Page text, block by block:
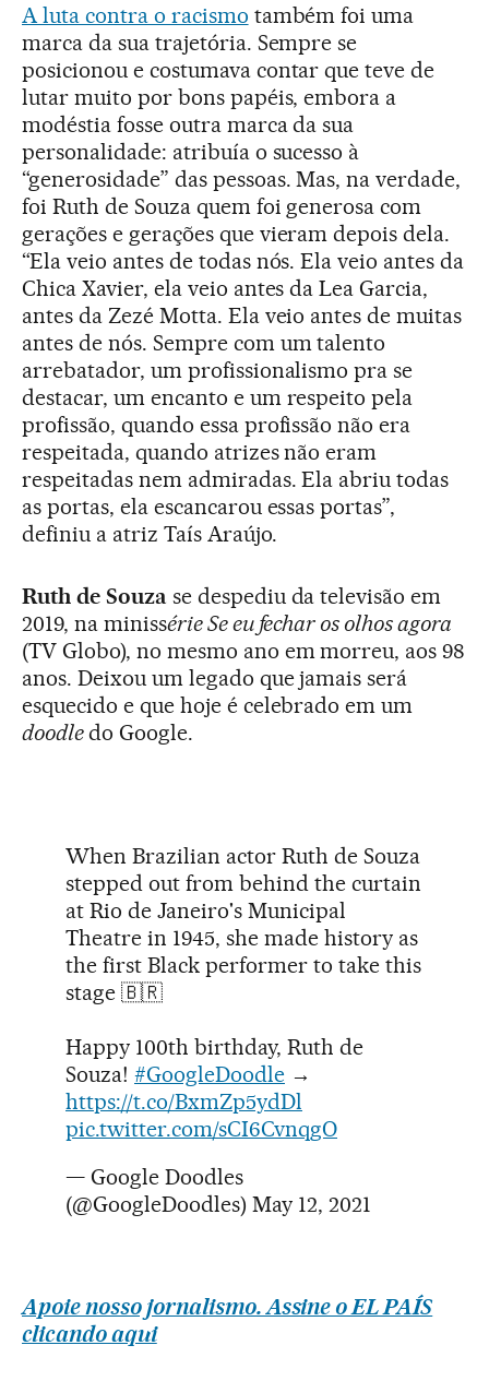
A luta contra o racismo também foi uma
marca da sua trajetória. Sempre se
posicionou e costumava contar que teve de
lutar muito por bons papéis, embora a
modéstia fosse outra marca da sua
personalidade: atribuía o sucesso à
“generosidade” das pessoas. Mas, na verdade,
foi Ruth de Souza quem foi generosa com
gerações e gerações que vieram depois dela.
“Ela veio antes de todas nós. Ela veio antes da
Chica Xavier, ela veio antes da Lea Garcia,
antes da Zezé Motta. Ela veio antes de muitas
antes de nós. Sempre com um talento
arrebatador, um profissionalismo pra se
destacar, um encanto e um respeito pela
profissão, quando essa profissão não era
respeitada, quando atrizes não eram
respeitadas nem admiradas. Ela abriu todas
as portas, ela escancarou essas portas”,
definiu a atriz Taís Araújo.
Ruth de Souza se despediu da televisão em
2019, na minissérie Se eu fechar os olhos agora
(TV Globo), no mesmo ano em morreu, aos 98
anos. Deixou um legado que jamais será
esquecido e que hoje é celebrado em um
doodledo Google.
When Brazilian actor Ruth de Souza
stepped out from behind the curtain
at Rio de Janeiro's Municipal
Theatre in 1945, she made history as
the first Black performer to take this
stage 🇧🇷
Happy 100th birthday, Ruth de
Souza! #GoogleDoodle →
https://t.co/BxmZp5ydDl
pic.twitter.com/sCI6CvnqgO
— Google Doodles
(@GoogleDoodles) May 12, 2021
Apoie nosso jornalismo. Assine o EL PAÍS
clicando aqui